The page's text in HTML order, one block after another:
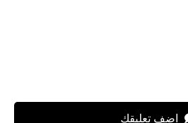
اضف تعليقك